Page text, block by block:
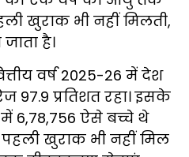
खुराक भी नहीं मिलती,
है।
वर्ष 2025-26 में देश
97.9 प्रतिशत रहा। इसके
6,78,756 ऐसे बच्चे थे
खुराक भी नहीं मिल